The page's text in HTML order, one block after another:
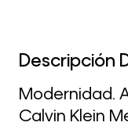
Descripción
Modernidad.
Calvin Klein